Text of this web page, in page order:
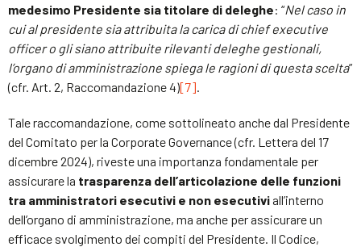
medesimo Presidente sia titolare di deleghe: “Nel caso in
cui al presidente sia attribuita la carica di chief executive
officer o gli siano attribuite rilevanti deleghe gestionali,
l’organo di amministrazione spiega le ragioni di questa scelta”
(cfr. Art. 2, Raccomandazione 4)[7].
Tale raccomandazione, come sottolineato anche dal Presidente
del Comitato per la Corporate Governance (cfr. Lettera del 17
dicembre 2024), riveste una importanza fondamentale per
assicurare la trasparenza dell’articolazione delle funzioni
tra amministratori esecutivi e non esecutiviall’interno
dell’organo di amministrazione, ma anche per assicurare un
efficace svolgimento dei compiti del Presidente. Il Codice,